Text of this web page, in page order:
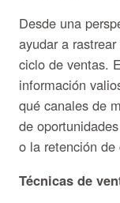
Desde una
ayudar a
ciclo de ventas.
información
qué canales de
de
o la retención
Técnicas de